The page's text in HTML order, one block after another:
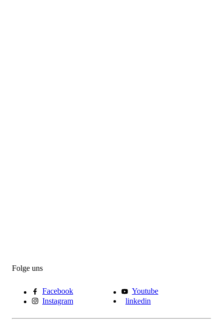
Folge uns
Facebook
Youtube
Instagram
linkedin